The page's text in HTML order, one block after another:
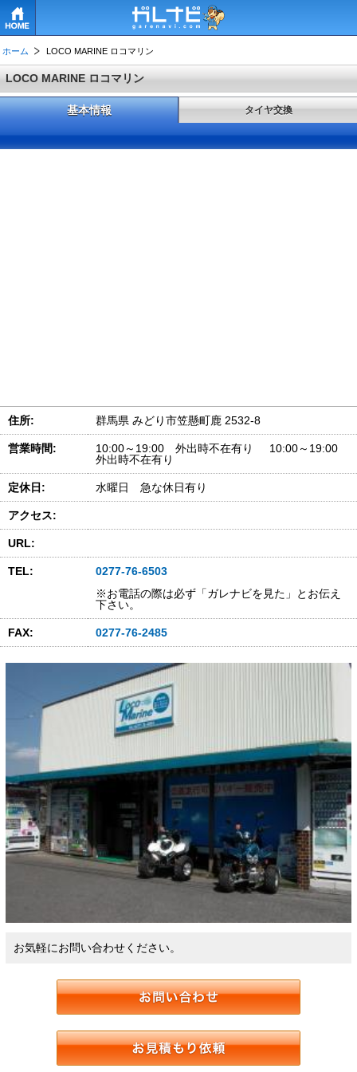
ホーム LOCO MARINE ロコマリン
LOCO MARINE ロコマリン
基本情報 タイヤ交換
住所: 群馬県 みどり市笠懸町鹿 2532-8
営業時間:
10:00～19:00 外出時不在有り 10:00～19:00
外出時不在有り
定休日: 水曜日 急な休日有り
アクセス:
URL:
TEL:
0277-76-6503
※お電話の際は必ず「ガレナビを見た」とお伝え
下さい。
FAX: 0277-76-2485
お気軽にお問い合わせください。